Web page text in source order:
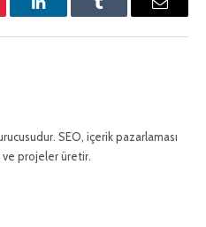
LinkedInTumblr
E-
SEO, içerik pazarlaması
projeler üretir.